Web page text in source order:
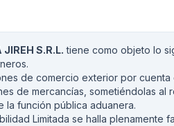
S.R.L. tiene como objeto lo
de comercio exterior por cuenta
de mercancías, sometiéndolas al
la función pública aduanera.
Limitada se halla plenamente